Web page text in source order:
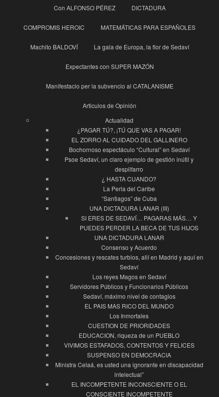
Con ALFONSO PÉREZ DICTADURA
COMPROMIS HEROIC MATEMÁTICAS PARA ESPAÑOLES
Machito BALDOVÍ La gala de Europa, la flor de Sedaví
Expectantes con SUPER MAZÓN
Manifestacio per la subvencio al CATALANISME
Articulos de Opinión
Actualidad
¿PAGAR TÚ?, ¡TÚ QUE VAS A PAGAR!
EL ZORRO AL CUIDADO DEL GALLINERO
Bochornoso espectáculo “Cultural” en Sedaví
Psoe Sedaví, un claro ejemplo de gestión inútil y
despilfarro
¿ HASTA CUANDO?
La Perla del Caribe
“Santiagos” de Cuba
UNA DICTADURA LANAR (III)
SI ERES DE SEDAVÍ… PAGARAS MÁS… Y
PUEDES PERDER LA BECA DE TUS HIJOS
UNA DICTADURA LANAR
Consenso y Acuerdo
Concesiones y rescates turbios, allí en Madrid y aquí en
Sedaví
Los reyes Magos en Sedaví
Servidores Públicos y Funcionarios Públicos
Sedaví, máximo nivel de contagios
EL PAIS MAS RICO DEL MUNDO
Los Inmortales
CUESTION DE PRIORIDADES
EDUCACION, riqueza de un PUEBLO
VIVIMOS ESTAFADOS, CONTENTOS Y FELICES
SUSPENSO EN DEMOCRACIA
Ministra Celaá, es usted una ignorante en discapacidad
intelectual”
EL INCOMPETENTE INCONSCIENTE O EL
CONSCIENTE INCOMPETENTE